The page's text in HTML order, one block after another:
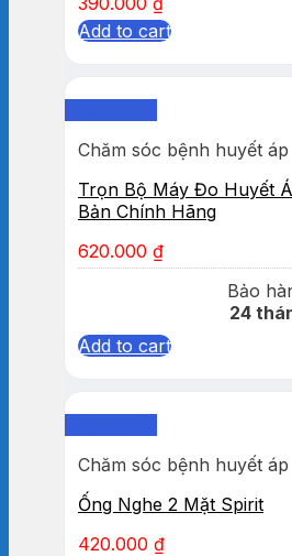
Add to cart
Chăm sóc bệnh huyết áp
Trọn Bộ Máy Đo Huyết
Bản Chính Hãng
620.000 ₫
Bảo
24
Add to cart
Chăm sóc bệnh huyết áp
Ống Nghe 2 Mặt Spirit
420.000 ₫